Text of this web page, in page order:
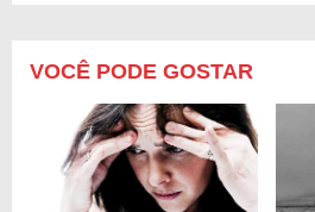
VOCÊ PODE GOSTAR